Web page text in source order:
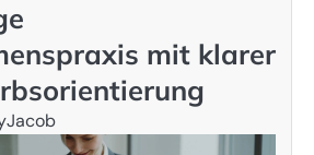
mit klarer
Jacob